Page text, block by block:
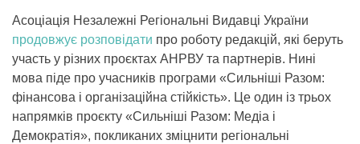
Асоціація Незалежні Регіональні Видавці України
продовжує розповідати про роботу редакцій, які беруть
участь у різних проєктах АНРВУ та партнерів. Нині
мова піде про учасників програми «Сильніші Разом:
фінансова і організаційна стійкість». Це один із трьох
напрямків проєкту «Сильніші Разом: Медіа і
Демократія», покликаних зміцнити регіональні